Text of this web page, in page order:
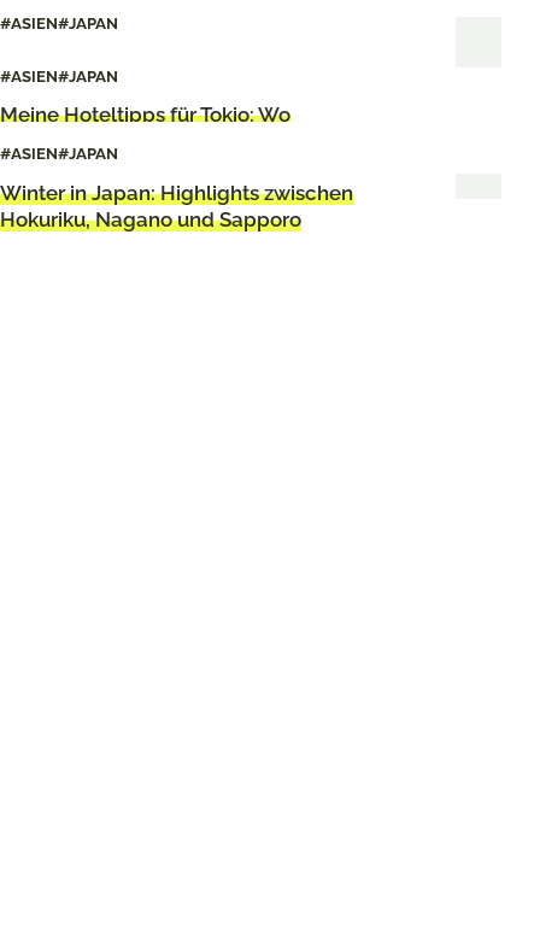
#ASIEN#JAPAN
müsst
#ASIEN#JAPAN
Meine Hoteltipps für Tokio: Wo
#ASIEN#JAPAN
Winter in Japan: Highlights zwischen
Hokuriku, Nagano und Sapporo